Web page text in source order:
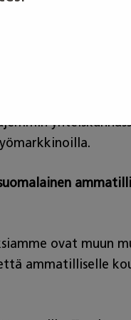
opetuksen
ovat muun
ammatilliselle